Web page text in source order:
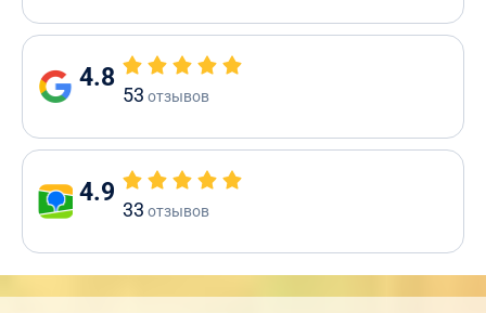
4.8
53 отзывов
4.9
33 отзывов